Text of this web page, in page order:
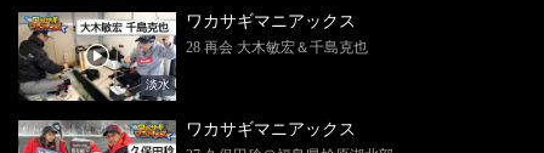
淡水
ワカサギマニアックス
28 再会 大木敏宏＆千島克也
ワカサギマニアックス